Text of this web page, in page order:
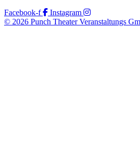
Facebook-f
Instagram
© 2026 Punch Theater Veranstaltungs